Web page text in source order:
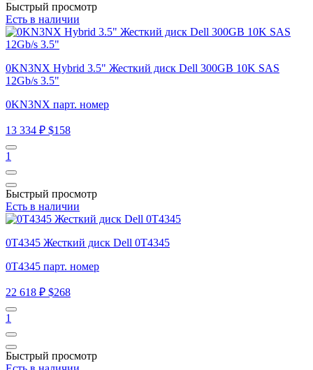
Быстрый просмотр
Есть в наличии
0KN3NX Hybrid 3.5" Жесткий диск Dell 300GB 10K SAS
12Gb/s 3.5"
0KN3NX парт. номер
13 334 ₽ $158
1
Быстрый просмотр
Есть в наличии
0T4345 Жесткий диск Dell 0T4345
0T4345 парт. номер
22 618 ₽ $268
1
Быстрый просмотр